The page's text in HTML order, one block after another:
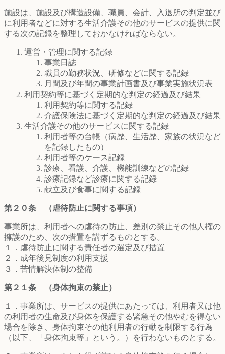
施設は、施設及び構造設備、職員、会計、入退所の判定並び
に利用者などに対する生活介護その他のサービスの提供に関
する次の記録を整理しておかなければならない。
運営・管理に関する記録
事業日誌
職員の勤務状況、研修などに関する記録
月間及び年間の事業計画書及び事業実施状況表
利用契約等に基づく定期的な判定の経過及び結果
利用契約等に関する記録
介護保険法に基づく定期的な判定の経過及び結果
生活介護その他のサービスに関する記録
利用者等の台帳（病歴、生活歴、家族の状況など
を記録したもの）
利用者等のケース記録
診療、看護、介護、機能訓練などの記録
診療記録など診療に関する記録
献立及び食事に関する記録
第２０条 （虐待防止に関する事項）
事業所は、利用者への虐待の防止、差別の禁止その他人権の
擁護のため、次の措置を講ずるものとする。
１．虐待防止に関する責任者の選定及び措置
２．成年後見制度の利用支援
３．苦情解決体制の整備
第２１条 （身体拘束の禁止）
１．事業所は、サービスの提供にあたっては、利用者又は他
の利用者の生命及び身体を保護する緊急その他やむを得ない
場合を除き、身体拘束その他利用者の行動を制限する行為
（以下、「身体拘束等」という。）を行わないものとする。